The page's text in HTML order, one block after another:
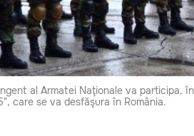
al Armatei Naţionale va participa,
care se va desfăşura în România.